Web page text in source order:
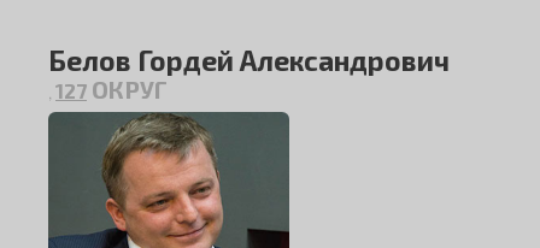
Белов Гордей Александрович
127 ОКРУГ